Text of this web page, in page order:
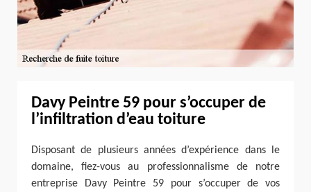
Davy Peintre 59 pour s’occuper de
l’infiltration d’eau toiture
Disposant de plusieurs années d’expérience dans le
domaine, fiez-vous au professionnalisme de notre
entreprise Davy Peintre 59 pour s’occuper de vos